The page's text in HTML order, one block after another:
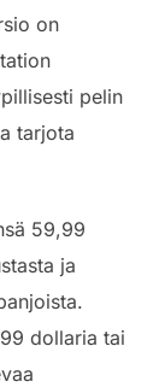
on
pelin
tarjota
59,99
ja
dollaria tai